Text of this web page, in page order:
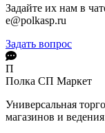
Задайте их нам в
e@polkasp.ru
Задать вопрос
П
Полка СП Маркет
Универсальная
магазинов и